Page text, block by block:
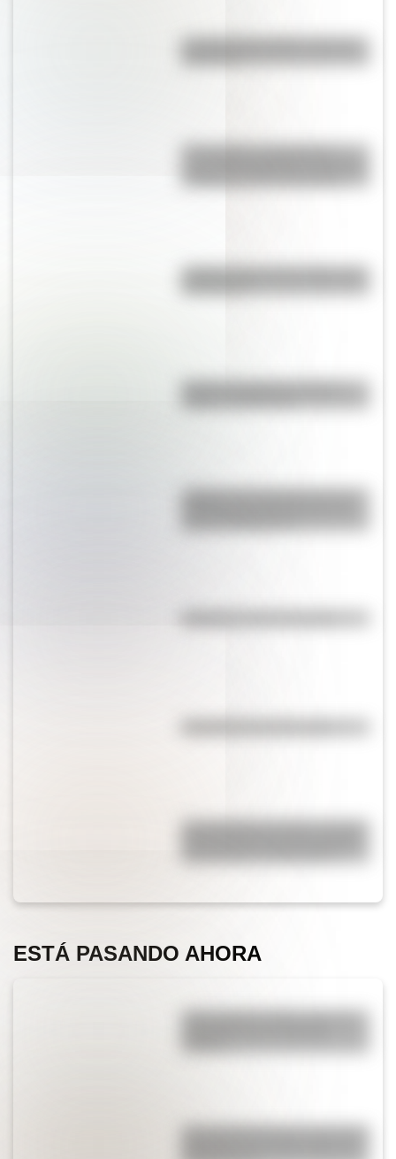
17 de agosto: actividades y
y segundo ciclo de primaria
¿Sabías cómo fue la infancia de
Bandera de Bolivia: historia,
¿Sabías que Argentina tuvo la
alta de Sudamérica?
San Clemente del Tuyú: conocé
más visitadas de Argentina
ESTÁ PASANDO AHORA
¿Qué significa SOS y cómo se
¿Por qué Mendoza es una de las